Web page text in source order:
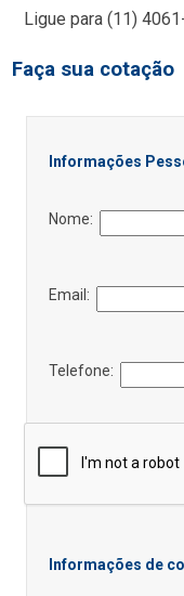
Ligue para(11)
Faça sua cotação
Informações
Nome:
Email:
Telefone:
Informações de